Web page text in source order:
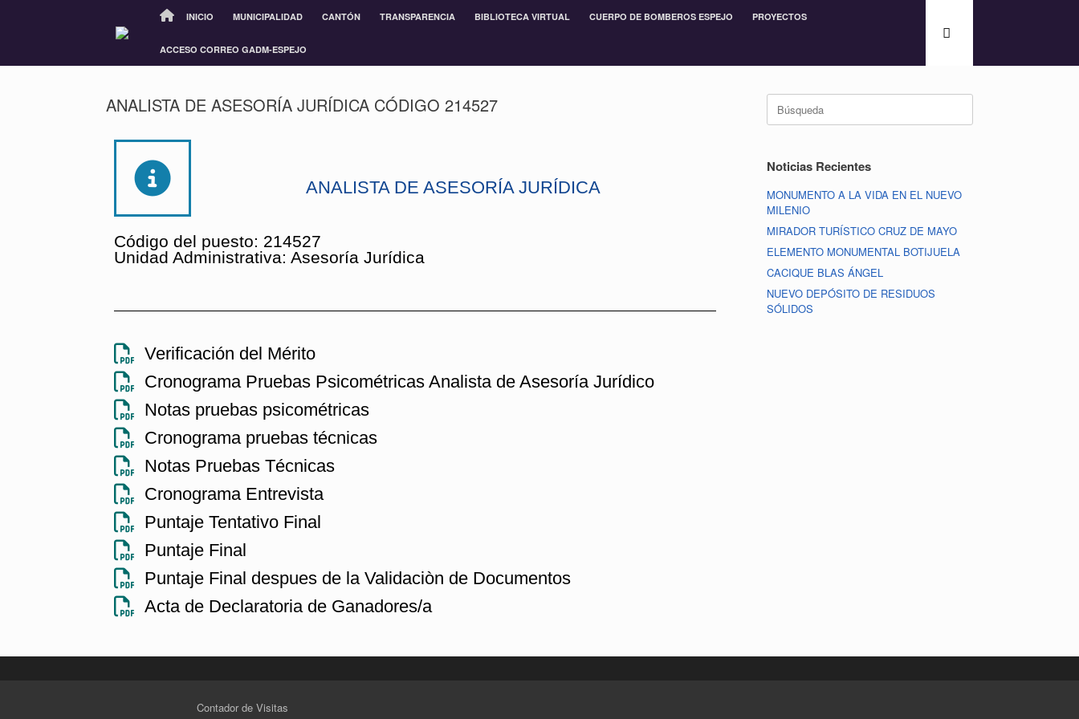
INICIO MUNICIPALIDAD CANTÓN TRANSPARENCIA BIBLIOTECA VIRTUAL CUERPO DE BOMBEROS ESPEJO PROYECTOS
ACCESO CORREO GADM-ESPEJO
ANALISTA DE ASESORÍA JURÍDICA CÓDIGO 214527
ANALISTA DE ASESORÍA JURÍDICA
Código del puesto: 214527
Unidad Administrativa: Asesoría Jurídica
Verificación del Mérito
Cronograma Pruebas Psicométricas Analista de Asesoría Jurídico
Notas pruebas psicométricas
Cronograma pruebas técnicas
Notas Pruebas Técnicas
Cronograma Entrevista
Puntaje Tentativo Final
Puntaje Final
Puntaje Final despues de la Validaciòn de Documentos
Acta de Declaratoria de Ganadores/a
Noticias Recientes
MONUMENTO A LA VIDA EN EL NUEVO
MILENIO
MIRADOR TURÍSTICO CRUZ DE MAYO
ELEMENTO MONUMENTAL BOTIJUELA
CACIQUE BLAS ÁNGEL
NUEVO DEPÓSITO DE RESIDUOS
SÓLIDOS
Contador de Visitas